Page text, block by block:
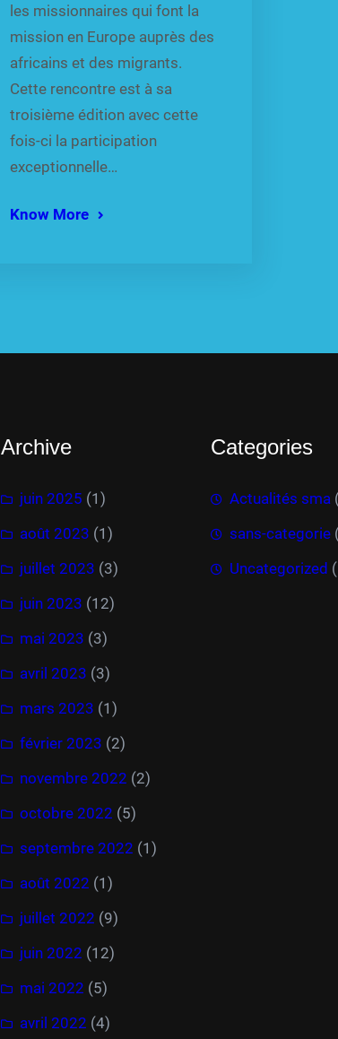
les missionnaires qui font la
mission en Europe auprès des
africains et des migrants.
Cette rencontre est à sa
troisième édition avec cette
fois-ci la participation
exceptionnelle…
Know More
Archive
juin 2025 (1)
août 2023 (1)
juillet 2023 (3)
juin 2023 (12)
mai 2023 (3)
avril 2023 (3)
mars 2023 (1)
février 2023 (2)
novembre 2022 (2)
octobre 2022 (5)
septembre 2022 (1)
août 2022 (1)
juillet 2022 (9)
juin 2022 (12)
mai 2022 (5)
avril 2022 (4)
Categories
Actualités sma
sans-categorie
Uncategorized